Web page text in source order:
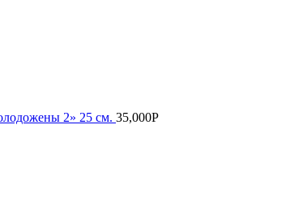
2» 25 см. 35,000Р